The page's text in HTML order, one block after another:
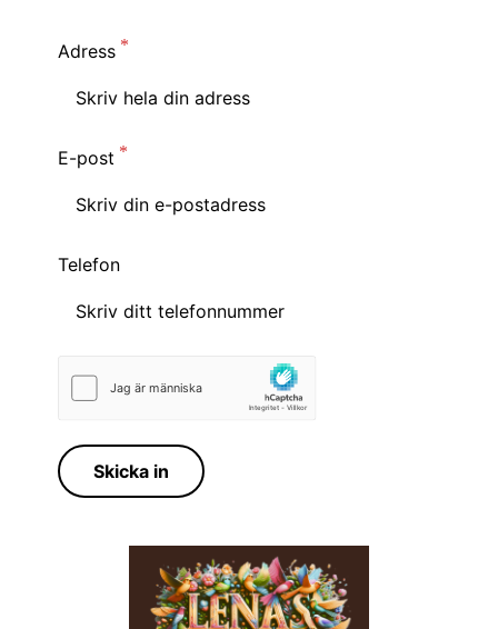
Adress
E-post
Telefon
Skicka in